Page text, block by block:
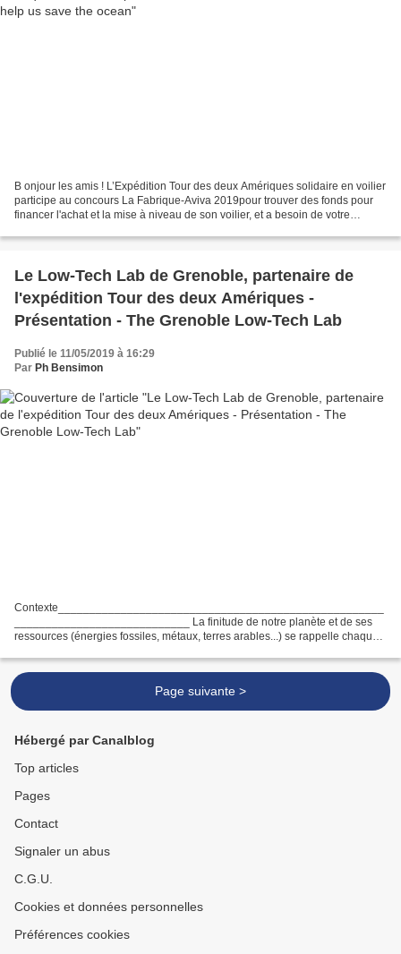
B onjour les amis ! L’Expédition Tour des deux Amériques solidaire en voilier
participe au concours La Fabrique-Aviva 2019pour trouver des fonds pour
financer l'achat et la mise à niveau de son voilier, et a besoin de votre
Le Low-Tech Lab de Grenoble, partenaire de
l'expédition Tour des deux Amériques -
Présentation - The Grenoble Low-Tech Lab
Publié le 11/05/2019 à 16:29
Par Ph Bensimon
Contexte____________________________________________________
____________________________ La finitude de notre planète et de ses
ressources (énergies fossiles, métaux, terres arables...) se rappelle chaque
Page suivante >
Hébergé par Canalblog
Top articles
Pages
Contact
Signaler un abus
C.G.U.
Cookies et données personnelles
Préférences cookies